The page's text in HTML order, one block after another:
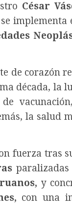
César
implementa
de corazón
década, la
la salud
fuerza tras
y
con una